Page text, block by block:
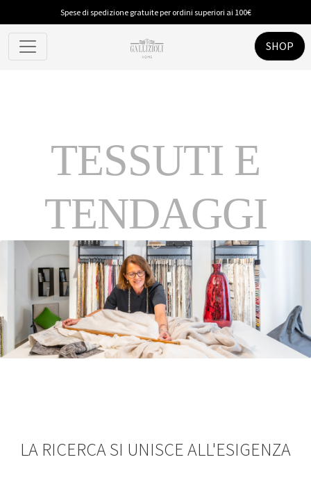
Spese di spedizione gratuite per ordini superiori ai 100€
SHOP
TESSUTI E
TENDAGGI
LA RICERCA SI UNISCE ALL'ESIGENZA